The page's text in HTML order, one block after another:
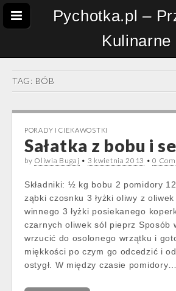
Pychotka.pl –
Kulinarne
TAG: BÓB
PORADY I CIEKAWOSTKI
Sałatka z bobu i
by Oliwia Bugaj • 3 kwietnia 2013 •0
Składniki: ½ kg bobu 2 pomidory
ząbki czosnku 3 łyżki oliwy z oliwek
winnego 3 łyżki posiekanego
czarnych oliwek sól pieprz Sposób
wrzucić do osolonego wrzątku i
miękkości po czym go odcedzić i
ostygł. W między czasie pomidory…